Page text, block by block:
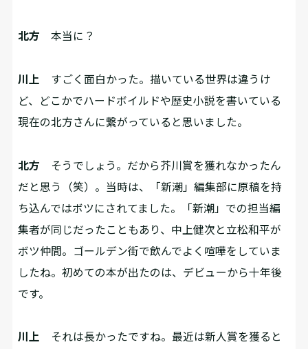
北方 本当に？
川上
すごく面白かった。描いている世界は違うけ
ど、どこかでハードボイルドや歴史小説を書いている
現在の北方さんに繋がっていると思いました。
北方 そうでしょう。だから芥川賞を獲れなかったん
だと思う（笑）。当時は、「新潮」編集部に原稿を持
ち込んではボツにされてました。「新潮」での担当編
集者が同じだったこともあり、中上健次と立松和平が
ボツ仲間。ゴールデン街で飲んでよく喧嘩をしていま
したね。初めての本が出たのは、デビューから十年後
です。
川上
それは長かったですね。最近は新人賞を獲ると